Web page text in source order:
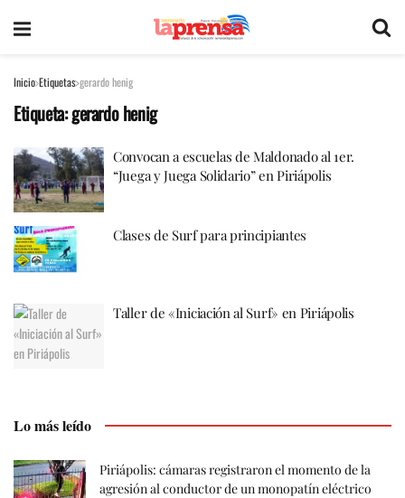
Inicio Etiquetas gerardo henig
Etiqueta:gerardo henig
Convocan a escuelas de Maldonado al 1er.
“Juega y Juega Solidario” en Piriápolis
Clases de Surf para principiantes
Taller de «Iniciación al Surf» en Piriápolis
Lo más leído
Piriápolis: cámaras registraron el momento de la
agresión al conductor de un monopatín eléctrico